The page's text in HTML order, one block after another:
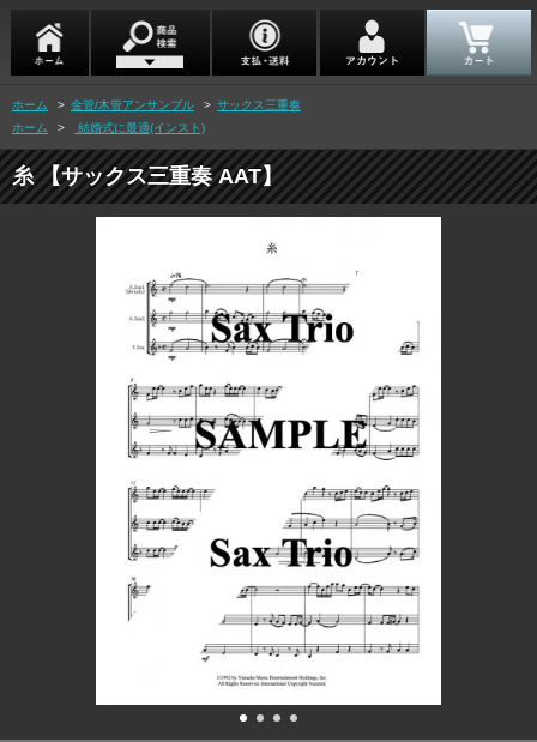
ホーム > 金管/木管アンサンブル > サックス三重奏
ホーム
> 結婚式に最適(インスト)
糸 【サックス三重奏 AAT】